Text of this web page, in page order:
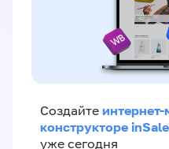
Создайте интернет-
конструкторе
уже сегодня